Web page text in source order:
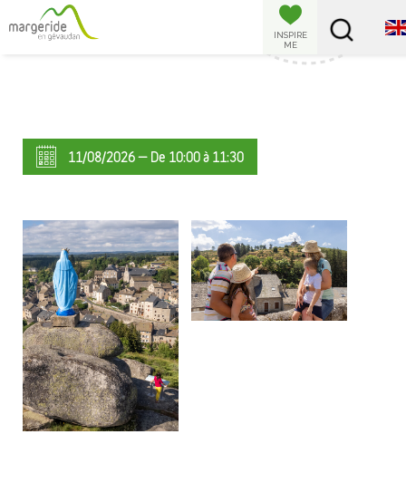
INSPIRE
ME
11/08/2026 — De 10:00 à 11:30
Cookies management panel